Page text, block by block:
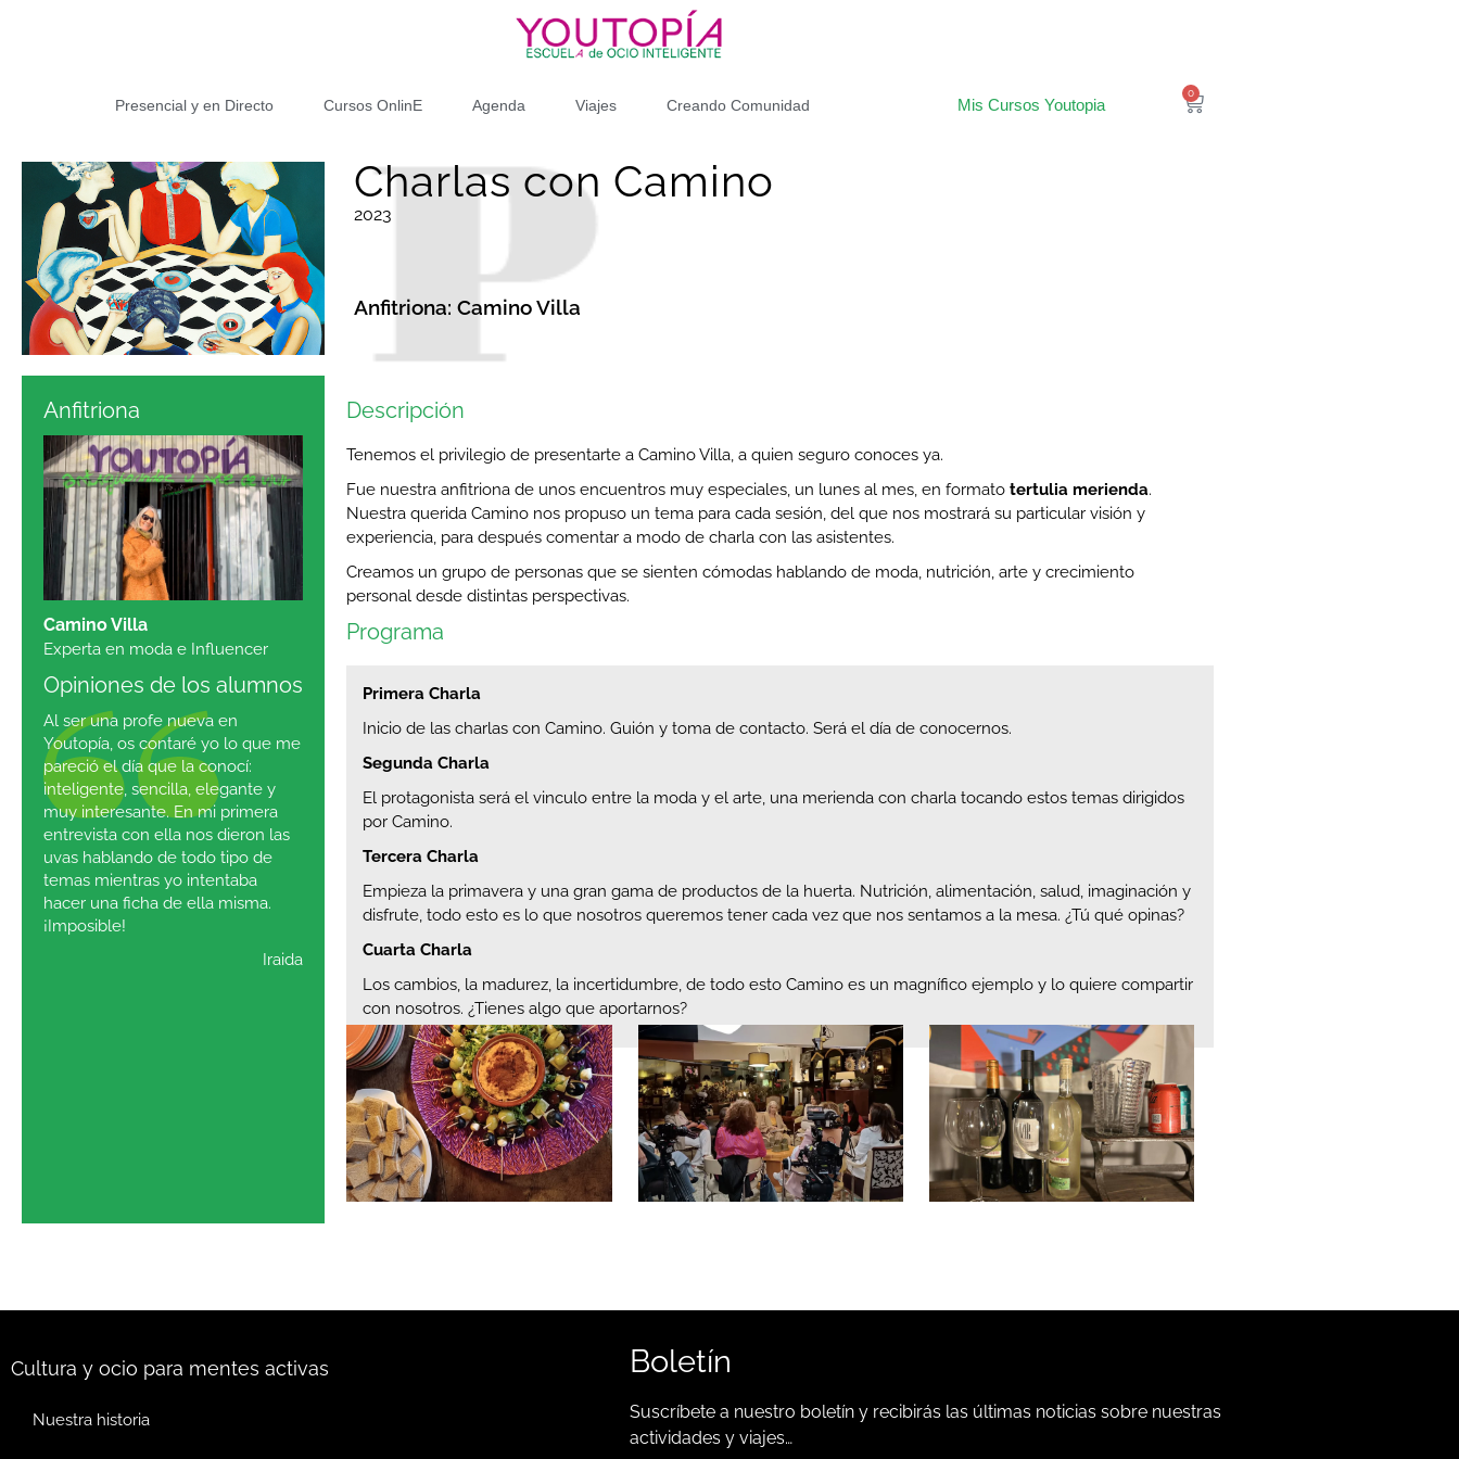
Presencial y en Directo Cursos OnlinE Agenda Viajes Creando Comunidad Mis Cursos Youtopia
0
Charlas con Camino
2023
Anfitriona: Camino Villa
Anfitriona
Camino Villa
Experta en moda e Influencer
Opiniones de los alumnos
Al ser una profe nueva en
Youtopía, os contaré yo lo que me
pareció el día que la conocí:
inteligente, sencilla, elegante y
muy interesante. En mi primera
entrevista con ella nos dieron las
uvas hablando de todo tipo de
temas mientras yo intentaba
hacer una ficha de ella misma.
¡Imposible!
Iraida
Descripción
Tenemos el privilegio de presentarte a Camino Villa, a quien seguro conoces ya.
Fue nuestra anfitriona de unos encuentros muy especiales, un lunes al mes, en formatotertulia merienda.
Nuestra querida Camino nos propuso un tema para cada sesión, del que nos mostrará su particular visión y
experiencia, para después comentar a modo de charla con las asistentes.
Creamos un grupo de personas que se sienten cómodas hablando de moda, nutrición, arte y crecimiento
personal desde distintas perspectivas.
Programa
Primera Charla
Inicio de las charlas con Camino. Guión y toma de contacto. Será el día de conocernos.
Segunda Charla
El protagonista será el vinculo entre la moda y el arte, una merienda con charla tocando estos temas dirigidos
por Camino.
Tercera Charla
Empieza la primavera y una gran gama de productos de la huerta. Nutrición, alimentación, salud, imaginación y
disfrute, todo esto es lo que nosotros queremos tener cada vez que nos sentamos a la mesa. ¿Tú qué opinas?
Cuarta Charla
Los cambios, la madurez, la incertidumbre, de todo esto Camino es un magnífico ejemplo y lo quiere compartir
con nosotros. ¿Tienes algo que aportarnos?
Cultura y ocio para mentes activas
Nuestra historia
Boletín
Suscríbete a nuestro boletín y recibirás las últimas noticias sobre nuestras
actividades y viajes…